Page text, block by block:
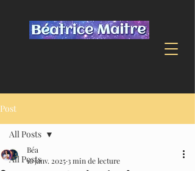
Post
All Posts
All Posts
Béa
16 janv. 2025 3 min de lecture